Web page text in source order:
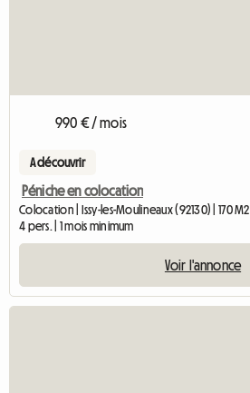
990 € / mois
A découvrir
Péniche en colocation
Colocation | Issy-les-Moulineaux (92130) | 170 M2
4 pers. | 1 mois minimum
Voir l'annonce